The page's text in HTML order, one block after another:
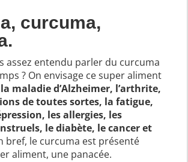
curcuma,
assez entendu parler du curcuma
? On envisage ce super aliment
maladie d’Alzheimer, l’arthrite,
de toutes sortes, la fatigue,
les allergies, les
le diabète, le cancer et
bref, le curcuma est présenté
aliment, une panacée.